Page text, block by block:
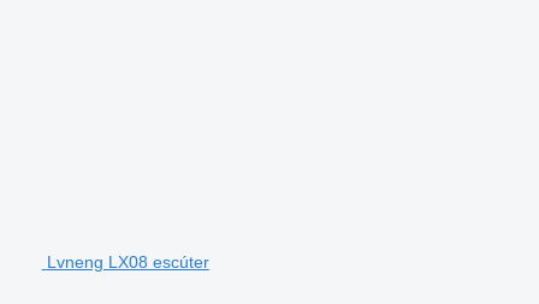
Lvneng LX08 escúter